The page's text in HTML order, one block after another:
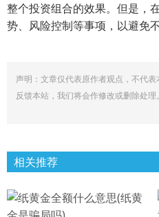
整个投资组合的效果。但是，
势、风险控制等事项，以避免
声明：文章仅代表原作者观点，不代
反馈本站，我们将会作修改或删除处理。
相关推荐